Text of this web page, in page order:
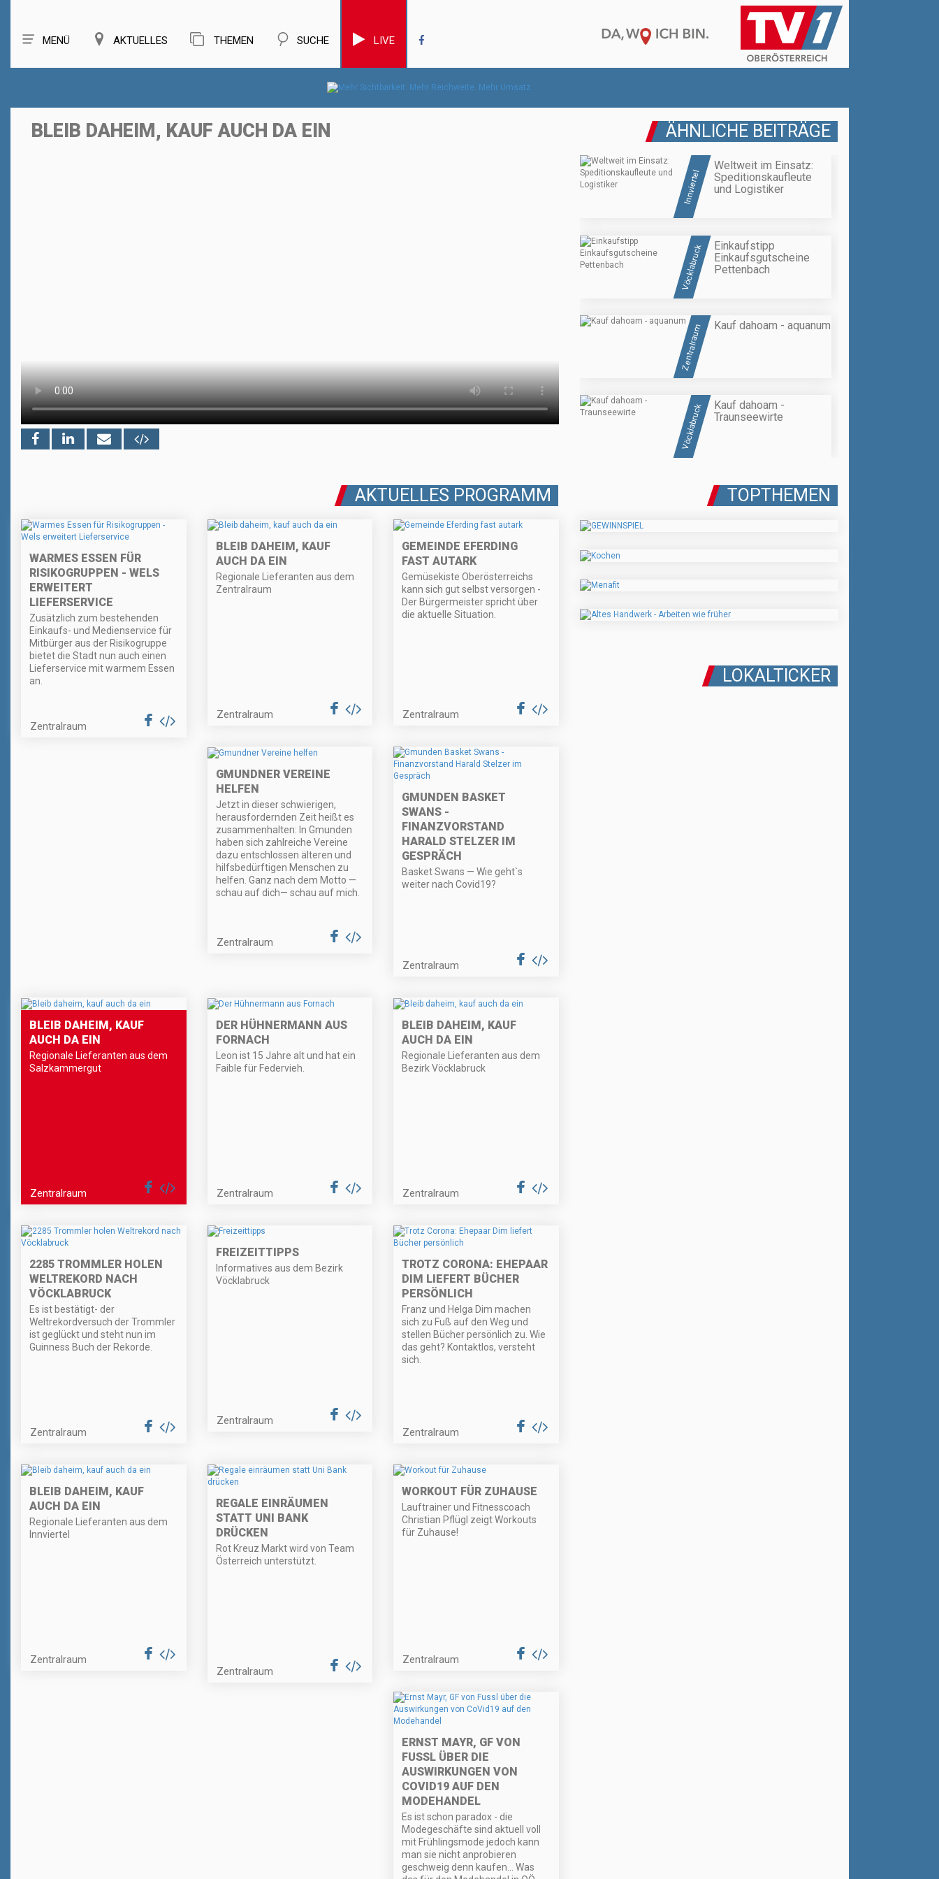
MENÜ AKTUELLES THEMEN SUCHE LIVE
BLEIB DAHEIM, KAUF AUCH DA EIN ÄHNLICHE BEITRÄGE
Innviertel
Weltweit im Einsatz:
Speditionskaufleute
und Logistiker
Vöcklabruck
Einkaufstipp
Einkaufsgutscheine
Pettenbach
Zentralraum Kauf dahoam - aquanum
Vöcklabruck
Kauf dahoam -
Traunseewirte
AKTUELLES PROGRAMM
WARMES ESSEN FÜR
RISIKOGRUPPEN - WELS
ERWEITERT
LIEFERSERVICE
Zusätzlich zum bestehenden
Einkaufs- und Medienservice für
Mitbürger aus der Risikogruppe
bietet die Stadt nun auch einen
Lieferservice mit warmem Essen
an.
Zentralraum
BLEIB DAHEIM, KAUF
AUCH DA EIN
Regionale Lieferanten aus dem
Zentralraum
Zentralraum
GEMEINDE EFERDING
FAST AUTARK
Gemüsekiste Oberösterreichs
kann sich gut selbst versorgen -
Der Bürgermeister spricht über
die aktuelle Situation.
Zentralraum
GMUNDNER VEREINE
HELFEN
Jetzt in dieser schwierigen,
herausfordernden Zeit heißt es
zusammenhalten: In Gmunden
haben sich zahlreiche Vereine
dazu entschlossen älteren und
hilfsbedürftigen Menschen zu
helfen. Ganz nach dem Motto —
schau auf dich— schau auf mich.
Zentralraum
GMUNDEN BASKET
SWANS -
FINANZVORSTAND
HARALD STELZER IM
GESPRÄCH
Basket Swans — Wie geht`s
weiter nach Covid19?
Zentralraum
BLEIB DAHEIM, KAUF
AUCH DA EIN
Regionale Lieferanten aus dem
Salzkammergut
Zentralraum
DER HÜHNERMANN AUS
FORNACH
Leon ist 15 Jahre alt und hat ein
Faible für Federvieh.
Zentralraum
BLEIB DAHEIM, KAUF
AUCH DA EIN
Regionale Lieferanten aus dem
Bezirk Vöcklabruck
Zentralraum
2285 TROMMLER HOLEN
WELTREKORD NACH
VÖCKLABRUCK
Es ist bestätigt- der
Weltrekordversuch der Trommler
ist geglückt und steht nun im
Guinness Buch der Rekorde.
Zentralraum
FREIZEITTIPPS
Informatives aus dem Bezirk
Vöcklabruck
Zentralraum
TROTZ CORONA: EHEPAAR
DIM LIEFERT BÜCHER
PERSÖNLICH
Franz und Helga Dim machen
sich zu Fuß auf den Weg und
stellen Bücher persönlich zu. Wie
das geht? Kontaktlos, versteht
sich.
Zentralraum
BLEIB DAHEIM, KAUF
AUCH DA EIN
Regionale Lieferanten aus dem
Innviertel
Zentralraum
REGALE EINRÄUMEN
STATT UNI BANK
DRÜCKEN
Rot Kreuz Markt wird von Team
Österreich unterstützt.
Zentralraum
WORKOUT FÜR ZUHAUSE
Lauftrainer und Fitnesscoach
Christian Pflügl zeigt Workouts
für Zuhause!
Zentralraum
ERNST MAYR, GF VON
FUSSL ÜBER DIE
AUSWIRKUNGEN VON
COVID19 AUF DEN
MODEHANDEL
Es ist schon paradox - die
Modegeschäfte sind aktuell voll
mit Frühlingsmode jedoch kann
man sie nicht anprobieren
geschweig denn kaufen... Was
TOPTHEMEN
LOKALTICKER